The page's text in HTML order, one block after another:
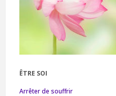
ÊTRE SOI
Arrêter de souffrir